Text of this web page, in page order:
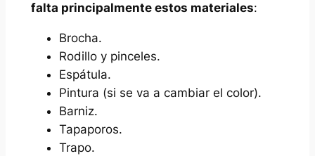
falta principalmente estos materiales:
Brocha.
Rodillo y pinceles.
Espátula.
Pintura (si se va a cambiar el color).
Barniz.
Tapaporos.
Trapo.